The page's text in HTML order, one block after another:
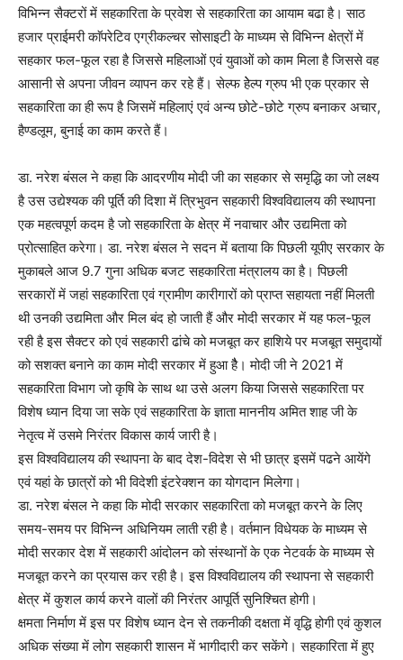
विभिन्न सैक्टरों में सहकारिता के प्रवेश से सहकारिता का आयाम बढा है। साठ
हजार प्राईमरी काॅपरेटिव एग्रीकल्चर सोसाइटी के माध्यम से विभिन्न क्षेत्रों में
सहकार फल-फूल रहा है जिससे महिलाओं एवं युवाओं को काम मिला है जिससे वह
आसानी से अपना जीवन व्यापन कर रहे हैं। सेल्फ हेेल्प ग्रुप भी एक प्रकार से
सहकारिता का ही रूप है जिसमें महिलाएं एवं अन्य छोटे-छोटे ग्रुप बनाकर अचार,
हैण्डलूम, बुनाई का काम करते हैं।
डा. नरेश बंसल ने कहा कि आदरणीय मोदी जी का सहकार से समृद्धि का जो लक्ष्य
है उस उद्येश्यक की पूर्ति की दिशा में त्रिभुवन सहकारी विश्वविद्यालय की स्थापना
एक महत्वपूर्ण कदम है जो सहकारिता के क्षेत्र में नवाचार और उद्यमिता को
प्रोत्साहित करेगा। डा. नरेश बंसल ने सदन में बताया कि पिछली यूपीए सरकार के
मुकाबले आज 9.7 गुना अधिक बजट सहकारिता मंत्रालय का है। पिछली
सरकारों में जहां सहकारिता एवं ग्रामीण कारीगारों को प्राप्त सहायता नहीं मिलती
थी उनकी उद्यमिता और मिल बंद हो जाती हैं और मोदी सरकार में यह फल-फूल
रही है इस सैक्टर को एवं सहकारी ढांचे को मजबूत कर हाशिये पर मजबूत समुदायों
को सशक्त बनाने का काम मोदी सरकार में हुआ हैै। मोदी जी ने 2021 में
सहकारिता विभाग जो कृषि के साथ था उसे अलग किया जिससे सहकारिता पर
विशेष ध्यान दिया जा सके एवं सहकारिता के ज्ञाता माननीय अमित शाह जी के
नेतृत्व में उसमे निरंतर विकास कार्य जारी है।
इस विश्वविद्यालय की स्थापना के बाद देश-विदेश से भी छात्र इसमें पढने आयेंगे
एवं यहां के छात्रों को भी विदेशी इंटरेक्शन का योगदान मिलेगा।
डा. नरेश बंसल ने कहा कि मोदी सरकार सहकारिता को मजबूत करने के लिए
समय-समय पर विभिन्न अधिनियम लाती रही है। वर्तमान विधेयक के माध्यम से
मोदी सरकार देश में सहकारी आंदोलन को संस्थानों के एक नेटवर्क के माध्यम से
मजबूत करने का प्रयास कर रही है। इस विश्वविद्यालय की स्थापना से सहकारी
क्षेत्र में कुशल कार्य करने वालों की निरंतर आपूर्ति सुनिश्चित होगी।
क्षमता निर्माण में इस पर विशेष ध्यान देन से तकनीकी दक्षता में वृद्धि होगी एवं कुशल
अधिक संख्या में लोग सहकारी शासन में भागीदारी कर सकेंगे। सहकारिता में हुए